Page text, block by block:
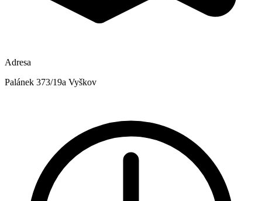
Adresa
Palánek 373/19a Vyškov